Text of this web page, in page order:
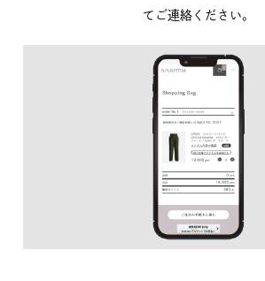
てご連絡ください。